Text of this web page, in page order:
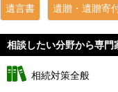
遺言書 遺贈・遺贈寄
相談したい分野から専門
相続対策全般